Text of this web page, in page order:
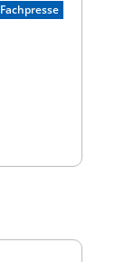
Fachpresse